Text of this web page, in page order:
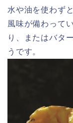
水や油を使わず
風味が備わって
り、またはバタ
うです。